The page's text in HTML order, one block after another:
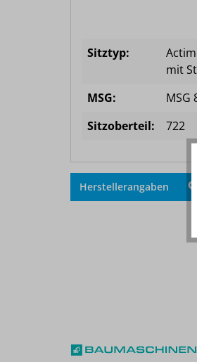
Sitztyp:
mit
MSG:
MSG
Sitzoberteil:
722
Herstellerangaben